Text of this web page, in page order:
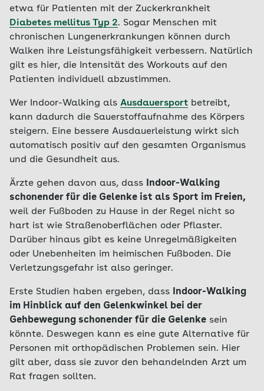
etwa für Patienten mit der Zuckerkrankheit
Diabetes mellitus Typ 2. Sogar Menschen mit
chronischen Lungenerkrankungen können durch
Walken ihre Leistungsfähigkeit verbessern. Natürlich
gilt es hier, die Intensität des Workouts auf den
Patienten individuell abzustimmen.
Wer Indoor-Walking als Ausdauersport betreibt,
kann dadurch die Sauerstoffaufnahme des Körpers
steigern. Eine bessere Ausdauerleistung wirkt sich
automatisch positiv auf den gesamten Organismus
und die Gesundheit aus.
Ärzte gehen davon aus, dass
Indoor-Walking
schonender für die Gelenke ist als Sport im Freien,
weil der Fußboden zu Hause in der Regel nicht so
hart ist wie Straßenoberflächen oder Pflaster.
Darüber hinaus gibt es keine Unregelmäßigkeiten
oder Unebenheiten im heimischen Fußboden. Die
Verletzungsgefahr ist also geringer.
Erste Studien haben ergeben, dass
Indoor-Walking
im Hinblick auf den Gelenkwinkel bei der
Gehbewegung schonender für die Gelenke sein
könnte. Deswegen kann es eine gute Alternative für
Personen mit orthopädischen Problemen sein. Hier
gilt aber, dass sie zuvor den behandelnden Arzt um
Rat fragen sollten.